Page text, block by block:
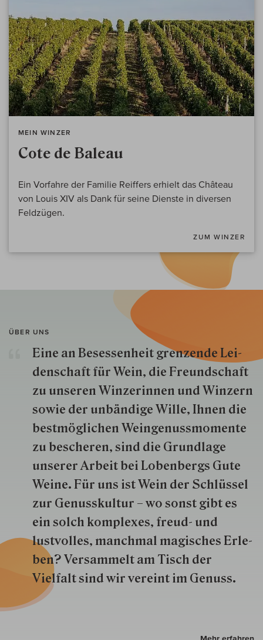
MEIN WINZER
Cote de Baleau
Ein Vorfahre der Familie Reiffers erhielt das Château
von Louis XIV als Dank für seine Dienste in diversen
Feldzügen.
ZUM WINZER
ÜBER UNS
Eine an Besessenheit gren­zende Lei­
den­schaft für Wein, die Freund­schaft
zu unseren Win­zer­innen und Win­zern
so­wie der un­bän­dige Wille, Ihnen die
best­mög­lich­en Wein­genuss­momente
zu besche­ren, sind die Grund­lage
unserer Arbeit bei Lobenbergs Gute
Weine. Für uns ist Wein der Schlüs­sel
zur Genuss­kultur – wo sonst gibt es
ein solch kom­plexes, freud- und
lustvolles, manchmal ma­gisch­es Er­le­
ben? Versammelt am Tisch der
Vielfalt sind wir ver­eint im Genuss.